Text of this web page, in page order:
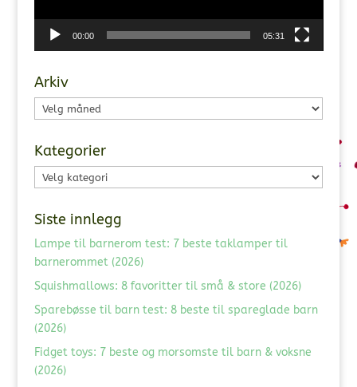
00:00 05:31
Arkiv
Arkiv
Kategorier
Kategorier
Siste innlegg
Lampe til barnerom test: 7 beste taklamper til
barnerommet (2026)
Squishmallows: 8 favoritter til små & store (2026)
Sparebøsse til barn test: 8 beste til spareglade barn
(2026)
Fidget toys: 7 beste og morsomste til barn & voksne
(2026)